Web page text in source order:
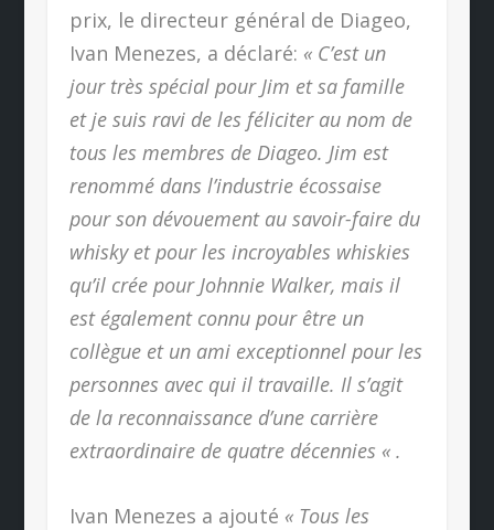
prix, le directeur général de Diageo,
Ivan Menezes, a déclaré: « C’est un
jour très spécial pour Jim et sa famille
et je suis ravi de les féliciter au nom de
tous les membres de Diageo. Jim est
renommé dans l’industrie écossaise
pour son dévouement au savoir-faire du
whisky et pour les incroyables whiskies
qu’il crée pour Johnnie Walker, mais il
est également connu pour être un
collègue et un ami exceptionnel pour les
personnes avec qui il travaille. Il s’agit
de la reconnaissance d’une carrière
extraordinaire de quatre décennies « .
Ivan Menezes a ajouté « Tous les